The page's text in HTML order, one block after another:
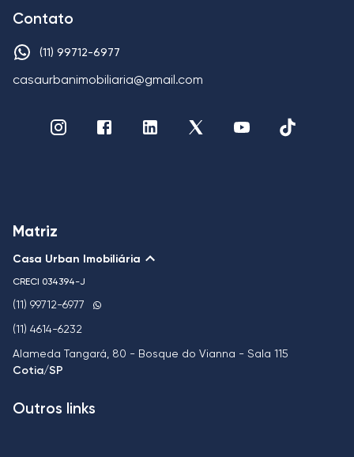
Contato
(11) 99712-6977
casaurbanimobiliaria@gmail.com
Matriz
Casa Urban Imobiliária
CRECI 034394-J
(11) 99712-6977
(11) 4614-6232
Alameda Tangará, 80 - Bosque do Vianna - Sala 115
Cotia/SP
Outros links